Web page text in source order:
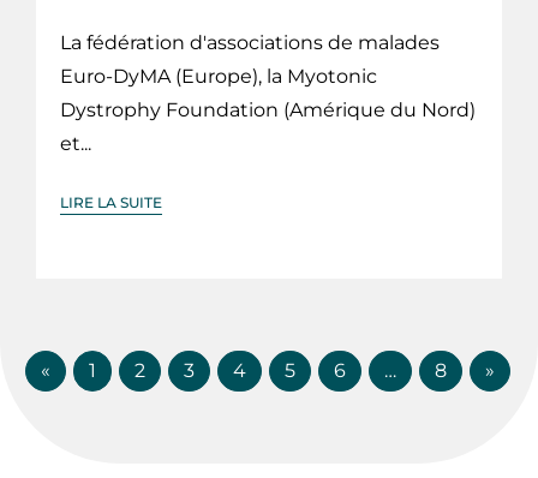
La fédération d'associations de malades
Euro-DyMA (Europe), la Myotonic
Dystrophy Foundation (Amérique du Nord)
et...
LIRE LA SUITE
« 1 2 3 4 5 6 … 8 »